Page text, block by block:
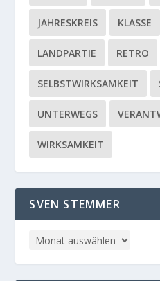
JAHRESKREIS KLASSE
LANDPARTIE RETRO
SELBSTWIRKSAMKEIT
UNTERWEGS
WIRKSAMKEIT
SVEN STEMMER